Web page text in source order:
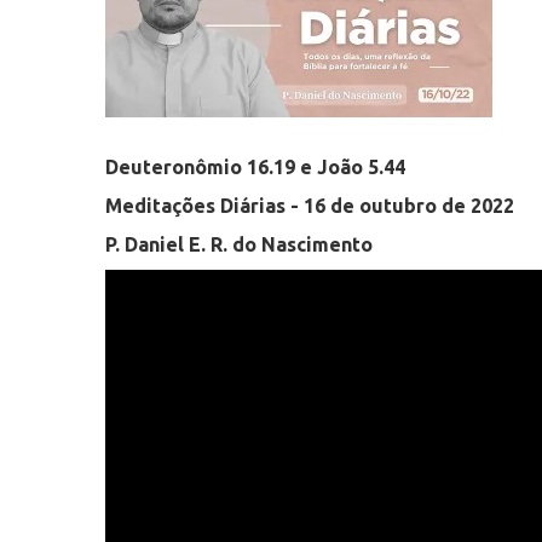
Deuteronômio 16.19 e João 5.44
Meditações Diárias - 16 de outubro de 2022
P. Daniel E. R. do Nascimento